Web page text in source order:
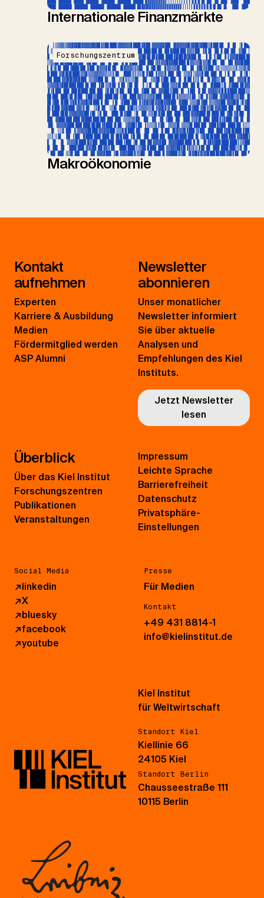
Internationale Finanzmärkte
Forschungszentrum
Makroökonomie
Kontakt
aufnehmen
Experten
Karriere & Ausbildung
Medien
Fördermitglied werden
ASP Alumni
Newsletter
abonnieren
Unser monatlicher
Newsletter informiert
Sie über aktuelle
Analysen und
Empfehlungen des Kiel
Instituts.
Jetzt Newsletter
lesen
Überblick
Über das Kiel Institut
Forschungszentren
Publikationen
Veranstaltungen
Social Media
↗linkedin
↗X
↗bluesky
↗facebook
↗youtube
Presse
Für Medien
Kontakt
+49 431 8814-1
info@kielinstitut.de
Impressum
Leichte Sprache
Barrierefreiheit
Datenschutz
Privatsphäre-
Einstellungen
Kiel Institut
für Weltwirtschaft
Standort Kiel
Kiellinie 66
24105 Kiel
Standort Berlin
Chausseestraße 111
10115 Berlin